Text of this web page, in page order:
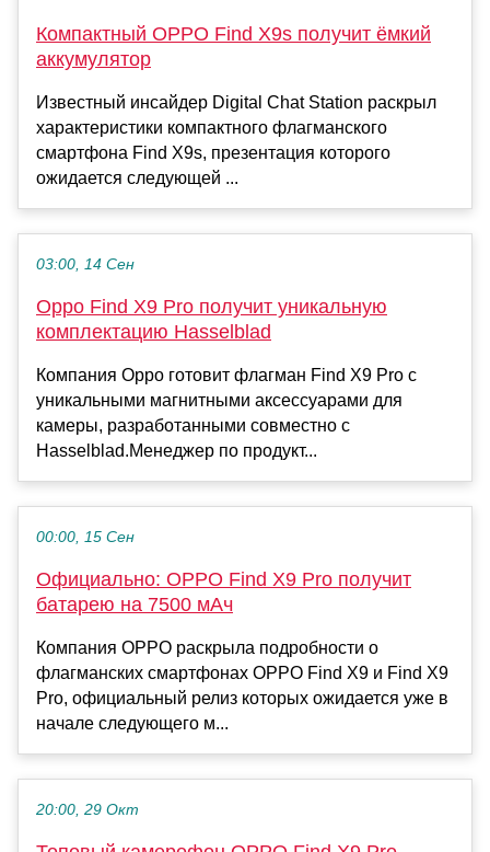
Компактный OPPO Find X9s получит ёмкий
аккумулятор
Известный инсайдер Digital Chat Station раскрыл
характеристики компактного флагманского
смартфона Find X9s, презентация которого
ожидается следующей ...
03:00, 14 Сен
Oppo Find X9 Pro получит уникальную
комплектацию Hasselblad
Компания Oppo готовит флагман Find X9 Pro с
уникальными магнитными аксессуарами для
камеры, разработанными совместно с
Hasselblad.Менеджер по продукт...
00:00, 15 Сен
Официально: OPPO Find X9 Pro получит
батарею на 7500 мАч
Компания OPPO раскрыла подробности о
флагманских смартфонах OPPO Find X9 и Find X9
Pro, официальный релиз которых ожидается уже в
начале следующего м...
20:00, 29 Окт